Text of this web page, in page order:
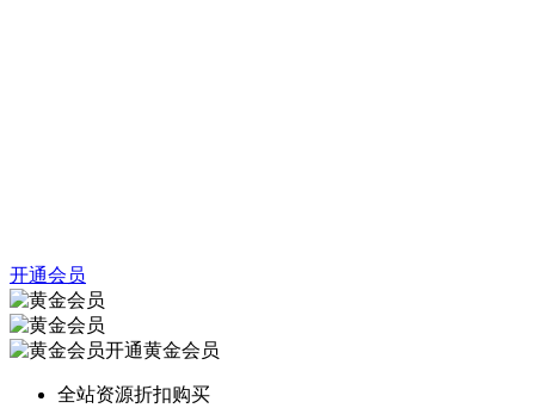
开通会员
开通黄金会员
全站资源折扣购买